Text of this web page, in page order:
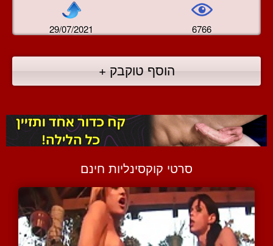
29/07/2021 6766
הוסף טוקבק +
סרטי קוקסינליות חינם